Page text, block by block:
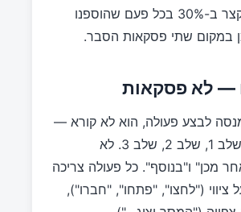
ההכשרה התקצר ב-30% בכל פעם שהוספנו
במקום שתי פסקאות הסבר.
לבצע פעולה, הוא לא קורא —
. שלב 1, שלב 2, שלב 3. לא
מכן" ו"בנוסף". כל פעולה צריכה
ציווי ("לחצו", "פתחו", "חברו"),